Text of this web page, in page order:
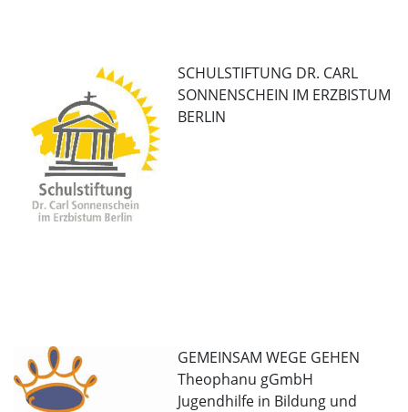
SCHULSTIFTUNG DR. CARL
SONNENSCHEIN IM ERZBISTUM
BERLIN
GEMEINSAM WEGE GEHEN
Theophanu gGmbH
Jugendhilfe in Bildung und